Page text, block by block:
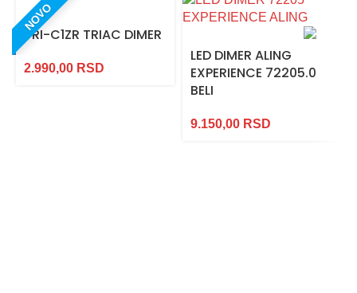
TRI-C1ZR TRIAC DIMER
NOVO
2.990,00 RSD
LED DIMER ALING
EXPERIENCE 72205.0
BELI
9.150,00 RSD